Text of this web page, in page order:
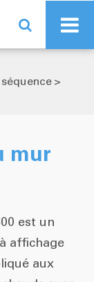
mur
est un
affichage
aux